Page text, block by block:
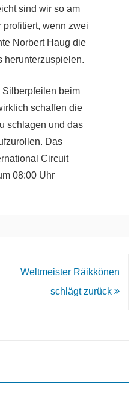
sind wir so am
profitiert, wenn zwei
Norbert Haug die
herunterzuspielen.
Silberpfeilen beim
schaffen die
schlagen und das
Das
Circuit
08:00 Uhr
Weltmeister Räikkönen
schlägt zurück